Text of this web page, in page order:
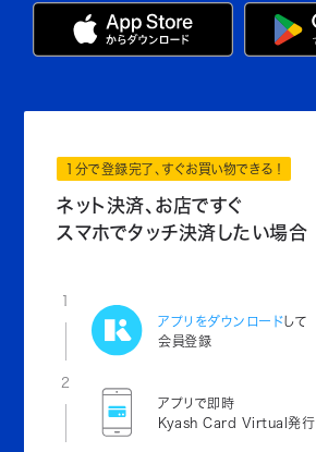
1分で登録完了、すぐお買い物できる！
ネット決済、お店ですぐ
スマホでタッチ決済したい場合
1
アプリをダウンロードして
会員登録
2
アプリで即時
Kyash Card Virtual発行